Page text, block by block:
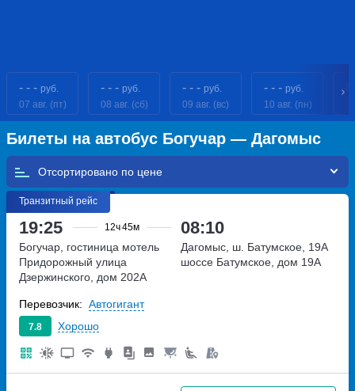
- - - руб.
07 авг. (пт)
- - - руб.
08 авг. (сб)
- - - руб.
09 авг. (вс)
- - - руб.
10 авг. (пн)
Билеты на автобус Богучар — Дагомыс
Отсортировано по
Транзитный рейс
19:25 12ч45м 08:10
Богучар, гостиница мотель
Придорожный улица
Дзержинского, дом 202А
Дагомыс, ш. Батумское, 19А
шоссе Батумское, дом 19А
7.8 Хорошо
Перевозчик: Автогигант